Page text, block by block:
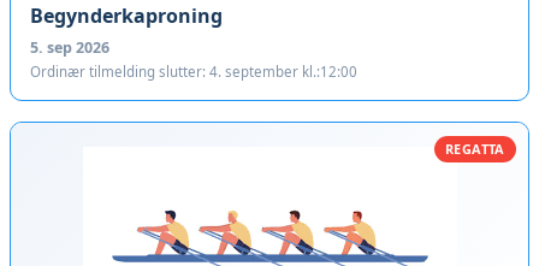
Begynderkaproning
5. sep 2026
Ordinær tilmelding slutter: 4. september kl.:12:00
REGATTA